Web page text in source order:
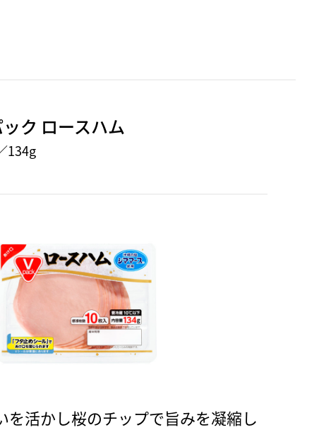
ック ロースハム
134g
を活かし桜のチップで旨みを凝縮し